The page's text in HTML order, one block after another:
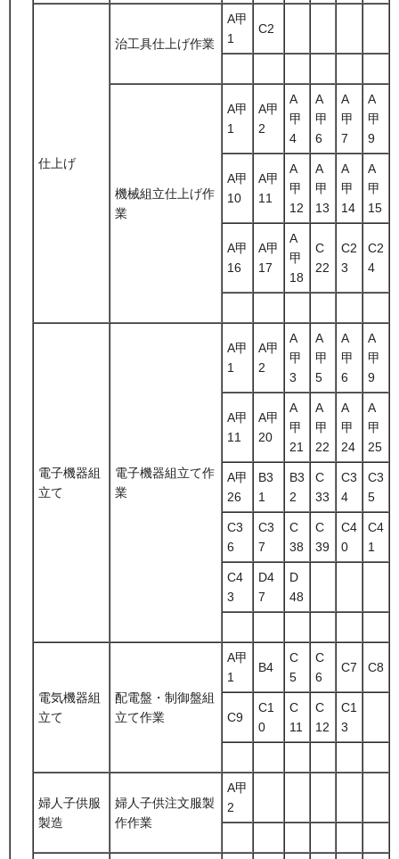
仕上げ
治工具仕上げ作業
A甲
1
C2
機械組立仕上げ作
業
A甲
1
A甲
2
A
甲
4
A
甲
6
A
甲
7
A
甲
9
A甲
10
A甲
11
A
甲
12
A
甲
13
A
甲
14
A
甲
15
A甲
16
A甲
17
A
甲
18
C
22
C2
3
C2
4
電子機器組
立て
電子機器組立て作
業
A甲
1
A甲
2
A
甲
3
A
甲
5
A
甲
6
A
甲
9
A甲
11
A甲
20
A
甲
21
A
甲
22
A
甲
24
A
甲
25
A甲
26
B3
1
B3
2
C
33
C3
4
C3
5
C3
6
C3
7
C
38
C
39
C4
0
C4
1
C4
3
D4
7
D
48
電気機器組
立て
配電盤・制御盤組
立て作業
A甲
1
B4
C
5
C
6
C7 C8
C9
C1
0
C
11
C
12
C1
3
婦人子供服
製造
婦人子供注文服製
作作業
A甲
2